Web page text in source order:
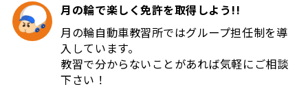
月の輪で楽しく免許を取得しよう!!
月の輪自動車教習所ではグループ担任制を導
入しています。
教習で分からないことがあれば気軽にご相談
下さい！